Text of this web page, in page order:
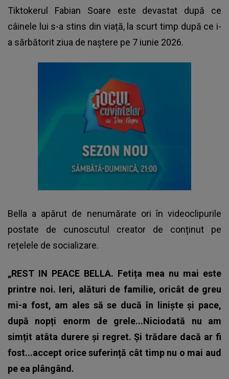
Tiktokerul Fabian Soare este devastat după ce
câinele lui s-a stins din viață, la scurt timp după ce i-
a sărbătorit ziua de naștere pe 7 iunie 2026.
Bella a apărut de nenumărate ori în videoclipurile
postate de cunoscutul creator de conținut pe
rețelele de socializare.
„REST IN PEACE BELLA. Fetița mea nu mai este
printre noi. Ieri, alături de familie, oricât de greu
mi-a fost, am ales să se ducă în liniște și pace,
după nopți enorm de grele...Niciodată nu am
simțit atâta durere și regret. Și trădare dacă ar fi
fost...accept orice suferință cât timp nu o mai aud
pe ea plângând.